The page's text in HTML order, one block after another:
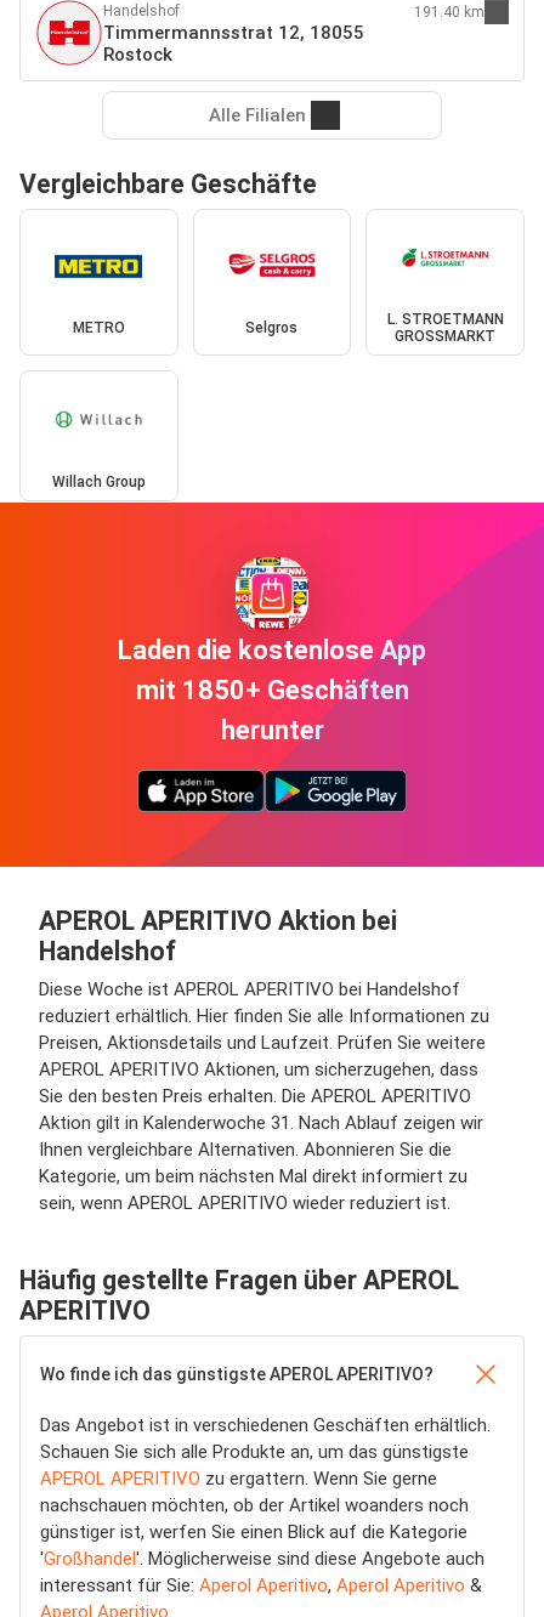
Handelshof
Timmermannsstrat 12, 18055
Rostock
191.40 km
Alle Filialen
Vergleichbare Geschäfte
METRO Selgros
L. STROETMANN
GROSSMARKT
Willach Group
Laden die kostenlose App
mit 1850+ Geschäften
herunter
APEROL APERITIVO Aktion bei
Handelshof
Diese Woche ist APEROL APERITIVO bei Handelshof
reduziert erhältlich. Hier finden Sie alle Informationen zu
Preisen, Aktionsdetails und Laufzeit. Prüfen Sie weitere
APEROL APERITIVO Aktionen, um sicherzugehen, dass
Sie den besten Preis erhalten. Die APEROL APERITIVO
Aktion gilt in Kalenderwoche 31. Nach Ablauf zeigen wir
Ihnen vergleichbare Alternativen. Abonnieren Sie die
Kategorie, um beim nächsten Mal direkt informiert zu
sein, wenn APEROL APERITIVO wieder reduziert ist.
Häufig gestellte Fragen über APEROL
APERITIVO
Wo finde ich das günstigste APEROL APERITIVO?
Das Angebot ist in verschiedenen Geschäften erhältlich.
Schauen Sie sich alle Produkte an, um das günstigste
APEROL APERITIVO zu ergattern. Wenn Sie gerne
nachschauen möchten, ob der Artikel woanders noch
günstiger ist, werfen Sie einen Blick auf die Kategorie
'Großhandel'. Möglicherweise sind diese Angebote auch
interessant für Sie: Aperol Aperitivo, Aperol Aperitivo &
Aperol Aperitivo